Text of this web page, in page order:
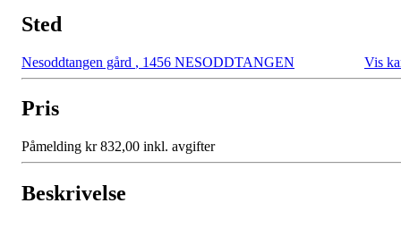
Sted
Nesoddtangen gård , 1456 NESODDTANGEN Vis
Pris
Påmelding kr 832,00 inkl. avgifter
Beskrivelse